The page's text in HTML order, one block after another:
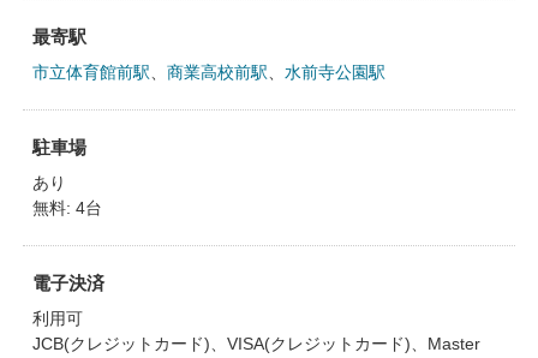
最寄駅
市立体育館前駅 商業高校前駅 水前寺公園駅
駐車場
あり
無料: 4台
電子決済
利用可
JCB(クレジットカード)、VISA(クレジットカード)、Master